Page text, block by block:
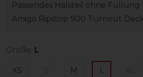
Passendes Halsteil ohne
Amigo Ripstop 900 Turnout
Größe: L
XS M L